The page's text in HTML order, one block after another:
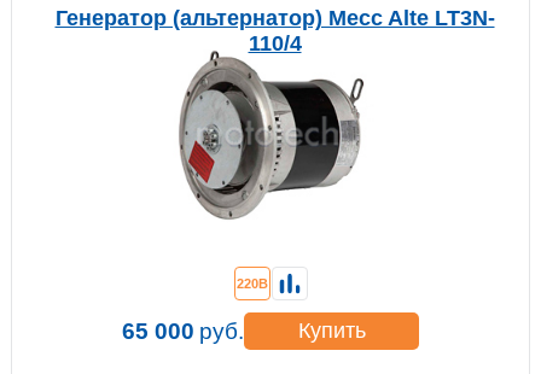
Генератор (альтернатор) Mecc Alte LT3N-
110/4
220В
65 000 руб. Купить